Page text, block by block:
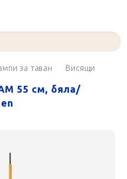
за таван Висящи
55 см, бяла/